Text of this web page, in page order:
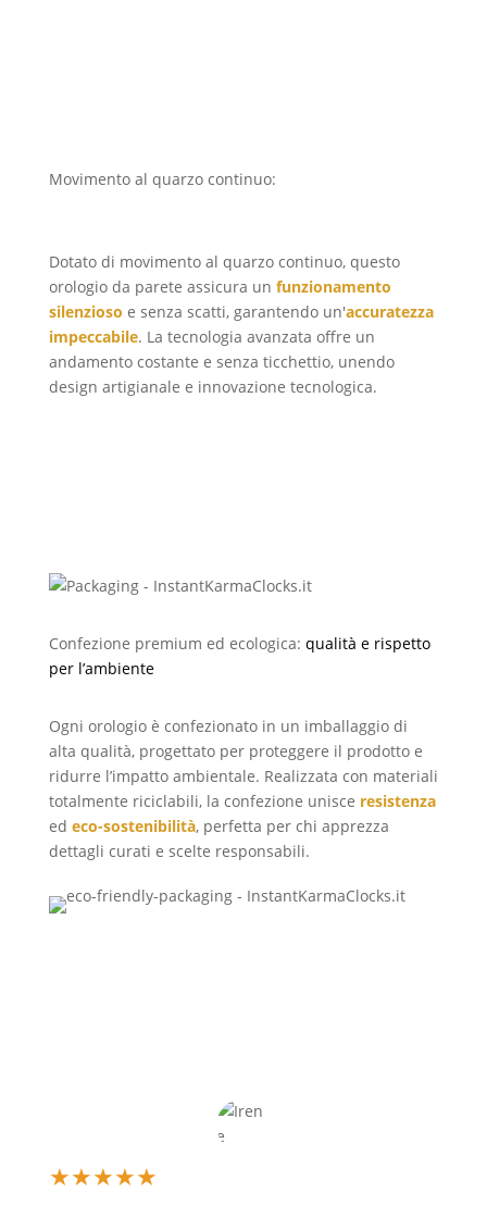
Movimento al quarzo continuo:
Dotato di movimento al quarzo continuo, questo
orologio da parete assicura un funzionamento
silenzioso e senza scatti, garantendo un'accuratezza
impeccabile. La tecnologia avanzata offre un
andamento costante e senza ticchettio, unendo
design artigianale e innovazione tecnologica.
Confezione premium ed ecologica: qualità e rispetto
per l’ambiente
Ogni orologio è confezionato in un imballaggio di
alta qualità, progettato per proteggere il prodotto e
ridurre l’impatto ambientale. Realizzata con materiali
totalmente riciclabili, la confezione unisce resistenza
ed eco-sostenibilità, perfetta per chi apprezza
dettagli curati e scelte responsabili.
★★★★★